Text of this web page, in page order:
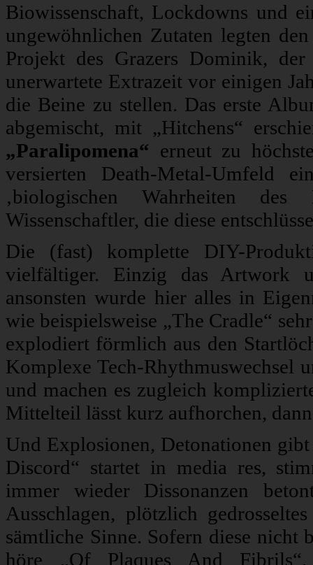
Biowissenschaft, Lockdowns und
ungewöhnlichen Zutaten legten
Projekt des Grazers Dominik,
unerwartete Extrazeit vor einigen
die Beine zu stellen. Das erste
abgemischt, mit „Hitchens“
„Paralipomena“ erneut zu
versierten Death-Metal-Umfeld
‚biologischen Wahrheiten
Wissenschaftler, die diese
Die (fast) komplette DIY-
vielfältiger. Einzig das Artwork
ansonsten wurde hier alles in
wie beispielsweise „The Cradle“
explodiert förmlich aus den
Komplexe Tech-Rhythmuswechsel
und machen es zugleich
Mittelteil lässt kurz aufhorchen,
Und Explosionen, Detonationen
Discord“ startet in media res,
immer wieder Dissonanzen
Ausschlagen, plötzlich
sämtliche Sinne. Sofern diese nicht
höre „Of Plaques And Fibrils“.